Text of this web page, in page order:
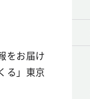
をお届け
る」東京